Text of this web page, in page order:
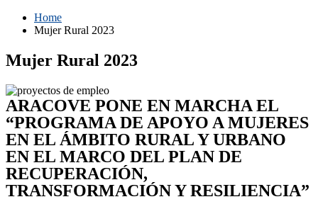
Home
Mujer Rural 2023
Mujer Rural 2023
ARACOVE PONE EN MARCHA EL
“PROGRAMA DE APOYO A MUJERES
EN EL ÁMBITO RURAL Y URBANO
EN EL MARCO DEL PLAN DE
RECUPERACIÓN,
TRANSFORMACIÓN Y RESILIENCIA”